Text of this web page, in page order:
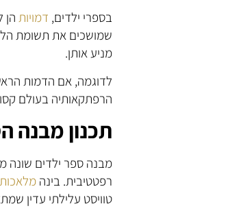
בספרי ילדים, דמויות הן
מניע אותן.
לדוגמה, אם הדמות
הרפתקאותיה בעולם
תכנון מבנה
מבנה ספר ילדים שונה
רפטטיבית. בינה
טוויסט עלילתי עדין